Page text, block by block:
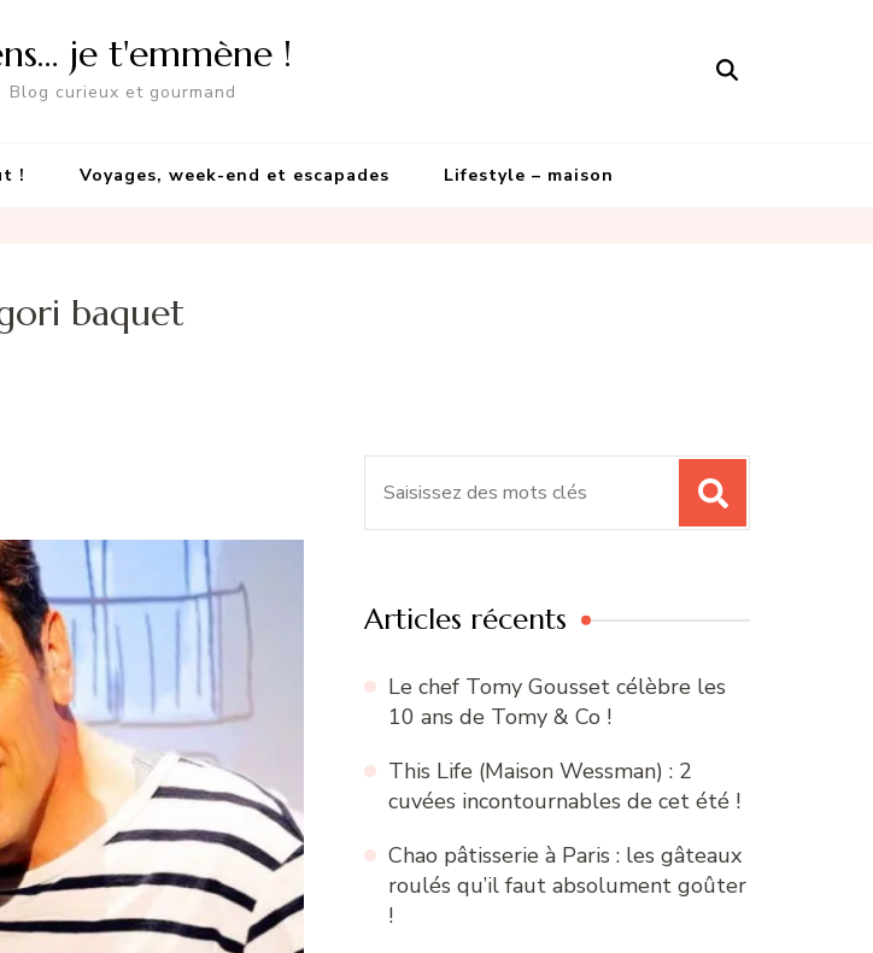
je t'emmène !
Blog curieux et gourmand
! Voyages, week-end et escapades Lifestyle – maison
baquet
Articles récents
Le chef Tomy Gousset célèbre les
10 ans de Tomy & Co !
This Life (Maison Wessman) : 2
cuvées incontournables de cet été !
Chao pâtisserie à Paris : les gâteaux
roulés qu’il faut absolument goûter
!